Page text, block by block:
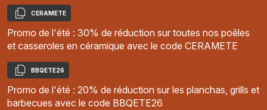
Copier
CERAMETE
Promo de l'été : 30% de réduction sur toutes nos poêles
et casseroles en céramique avec le code CERAMETE
Copier
BBQETE26
Promo de l'été : 20% de réduction sur les planchas, grills et
barbecues avec le code BBQETE26